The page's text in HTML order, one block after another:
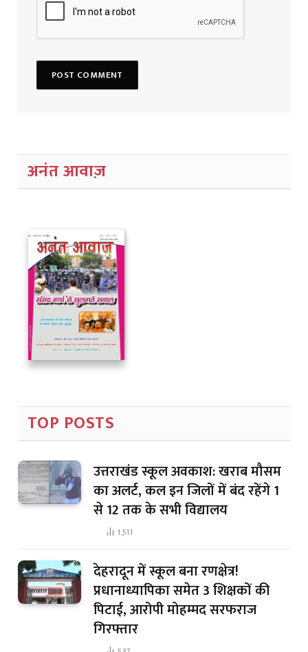
अनंत आवाज़
TOP POSTS
उत्तराखंड स्कूल अवकाश: खराब मौसम
का अलर्ट, कल इन जिलों में बंद रहेंगे 1
से 12 तक के सभी विद्यालय
1,511
देहरादून में स्कूल बना रणक्षेत्र!
प्रधानाध्यापिका समेत 3 शिक्षकों की
पिटाई, आरोपी मोहम्मद सरफराज
गिरफ्तार